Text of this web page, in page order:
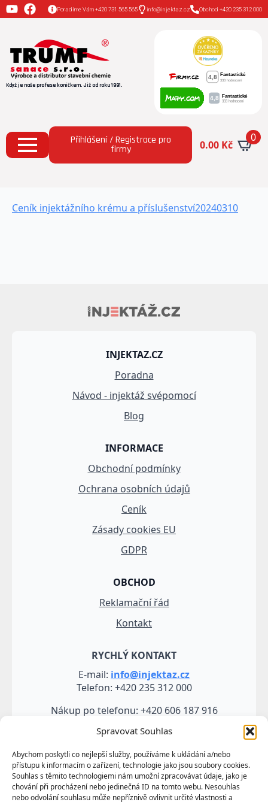
Spravovat Souhlas
Abychom poskytli co nejlepší služby, používáme k ukládání a/nebo
přístupu k informacím o zařízení, technologie jako jsou soubory cookies.
Souhlas s těmito technologiemi nám umožní zpracovávat údaje, jako je
chování při procházení nebo jedinečná ID na tomto webu. Nesouhlas
nebo odvolání souhlasu může nepříznivě ovlivnit určité vlastnosti a
Poradíme Vám +420 731 565 565 info@injektaz.cz Obchod +420 235 312 000
Když je naše profese koníčkem. Již od roku 1991.
Přihlášení / Registrace pro
firmy 0.00 Kč
0
Ceník injektážního krému a příslušenství20240310
INJEKTAZ.CZ
Poradna
Návod - injektáž svépomocí
Blog
INFORMACE
Obchodní podmínky
Ochrana osobních údajů
Ceník
Zásady cookies EU
GDPR
OBCHOD
Reklamační řád
Kontakt
RYCHLÝ KONTAKT
E-mail: info@injektaz.cz
Telefon: +420 235 312 000
Nákup po telefonu: +420 606 187 916